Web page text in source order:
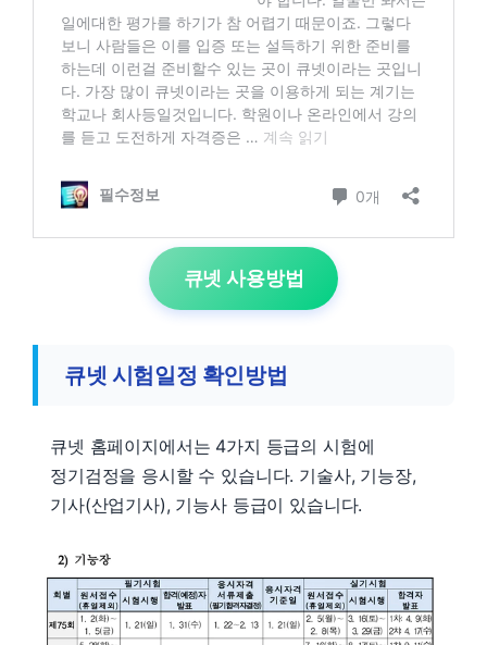
큐넷 사용방법
큐넷 시험일정 확인방법
큐넷 홈페이지에서는 4가지 등급의 시험에
정기검정을 응시할 수 있습니다. 기술사, 기능장,
기사(산업기사), 기능사 등급이 있습니다.